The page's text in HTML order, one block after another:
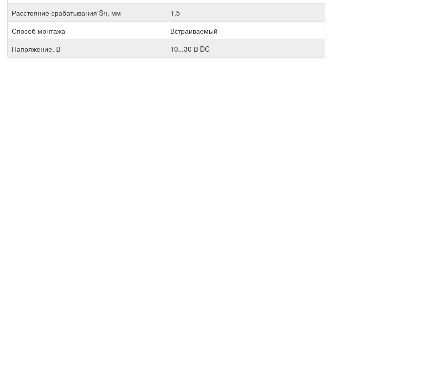
Расстояние срабатывания Sn, мм
1,5
Способ монтажа
Встраиваемый
Напряжение, В
10...30 В DC